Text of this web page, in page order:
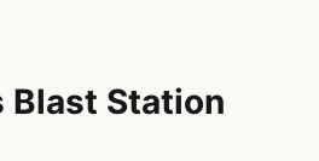
Blast Station